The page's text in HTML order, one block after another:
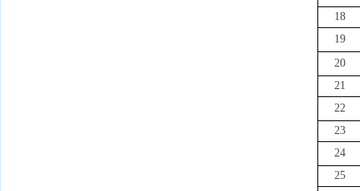
18
19
20
21
22
23
24
25